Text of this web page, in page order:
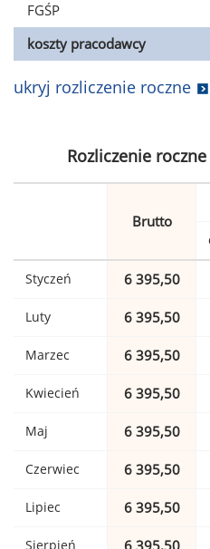
FGŚP
koszty pracodawcy
ukryj rozliczenie roczne
Rozliczenie
Brutto
Styczeń 6 395,50
Luty 6 395,50
Marzec 6 395,50
Kwiecień 6 395,50
Maj 6 395,50
Czerwiec 6 395,50
Lipiec 6 395,50
Sierpień 6 395,50